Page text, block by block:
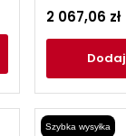
2 067,06 zł
Dodaj
Szybka wysyłka